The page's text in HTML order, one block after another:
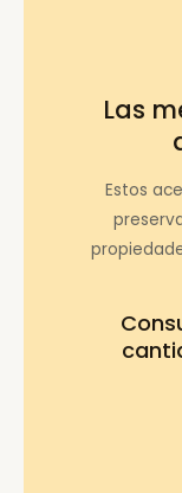
Las
Estos